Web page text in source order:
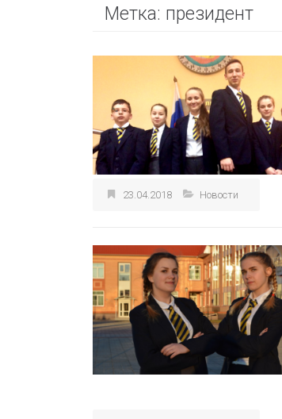
Метка: президент
23.04.2018 Новости